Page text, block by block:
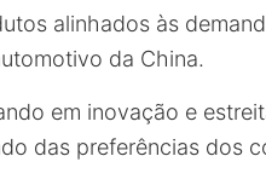
alinhados às
da China.
em inovação e
das preferências dos